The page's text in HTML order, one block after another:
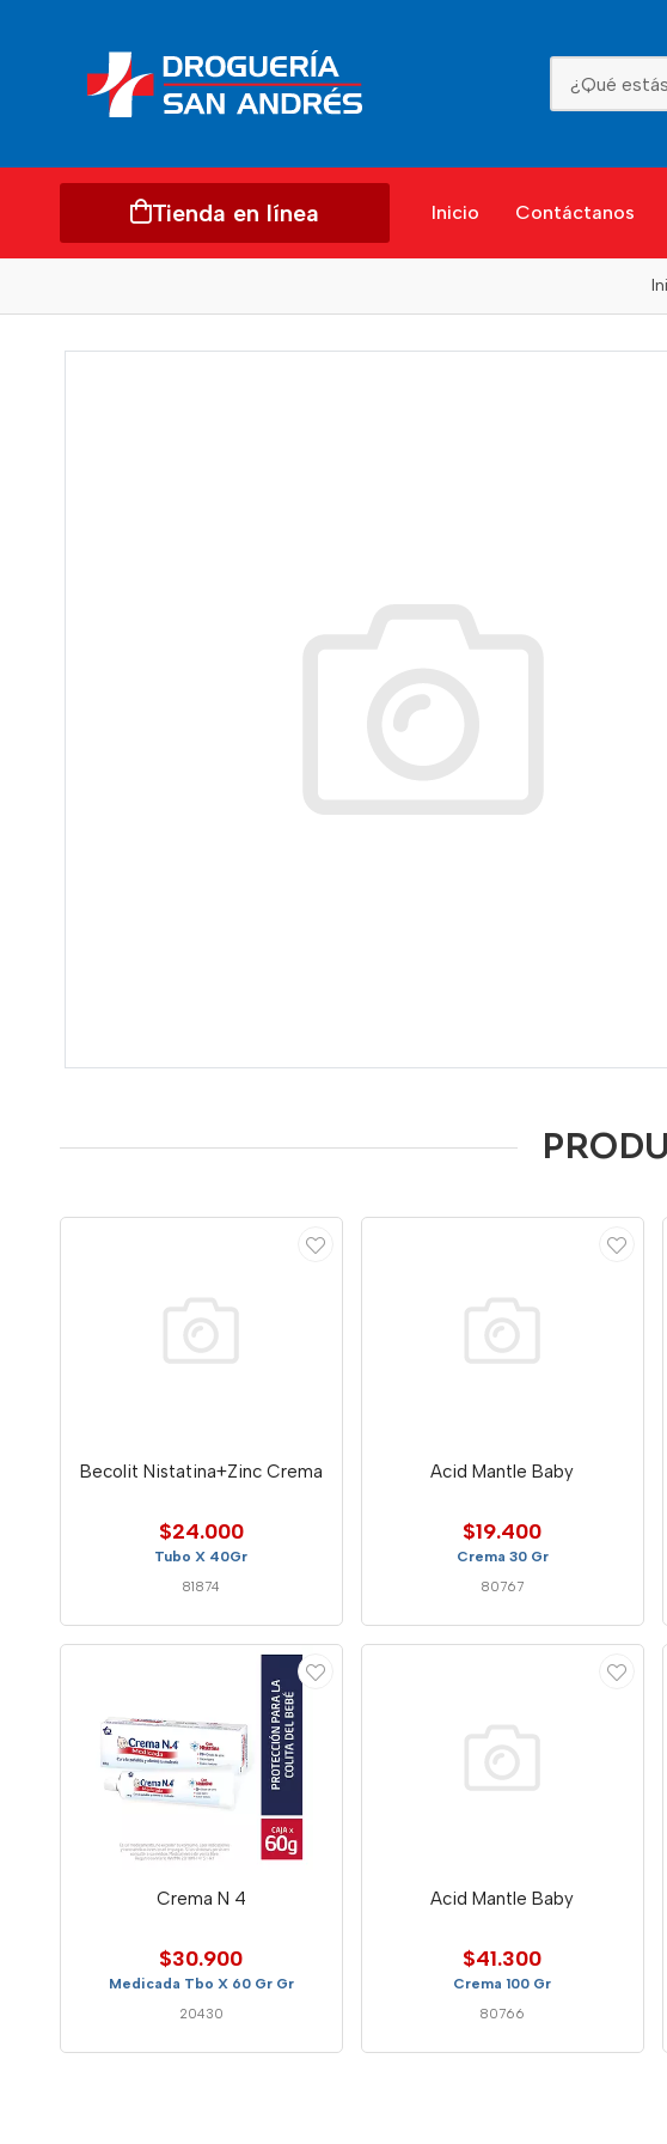
Tienda en línea Inicio Contáctanos
Becolit Nistatina+Zinc Crema
$24.000
Tubo X 40Gr
81874
Acid Mantle Baby
$19.400
Crema 30 Gr
80767
Crema N 4
$30.900
Medicada Tbo X 60 Gr Gr
20430
Acid Mantle Baby
$41.300
Crema 100 Gr
80766